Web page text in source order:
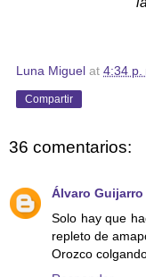
Luna Miguel at 4:34 p.
Compartir
36 comentarios:
Álvaro Guijarro
Solo hay que
repleto de
Orozco